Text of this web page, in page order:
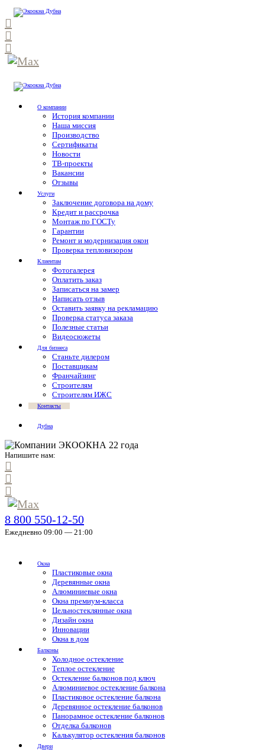
О компании
История компании
Наша миссия
Производство
Сертификаты
Новости
ТВ-проекты
Вакансии
Отзывы
Услуги
Заключение договора на дому
Кредит и рассрочка
Монтаж по ГОСТу
Гарантии
Ремонт и модернизация окон
Проверка тепловизором
Клиентам
Фотогалерея
Оплатить заказ
Записаться на замер
Написать отзыв
Оставить заявку на рекламацию
Проверка статуса заказа
Полезные статьи
Видеосюжеты
Для бизнеса
Станьте дилером
Поставщикам
Франчайзинг
Строителям
Строителям ИЖС
Контакты
Дубна
Напишите нам:
8 800 550-12-50
Ежедневно 09:00 — 21:00
Окна
Пластиковые окна
Деревянные окна
Алюминиевые окна
Окна премиум-класса
Цельностеклянные окна
Дизайн окна
Инновации
Окна в дом
Балконы
Холодное остекление
Теплое остекление
Остекление балконов под ключ
Алюминиевое остекление балкона
Пластиковое остекление балкона
Деревянное остекление балконов
Панорамное остекление балконов
Отделка балконов
Калькулятор остекления балконов
Двери